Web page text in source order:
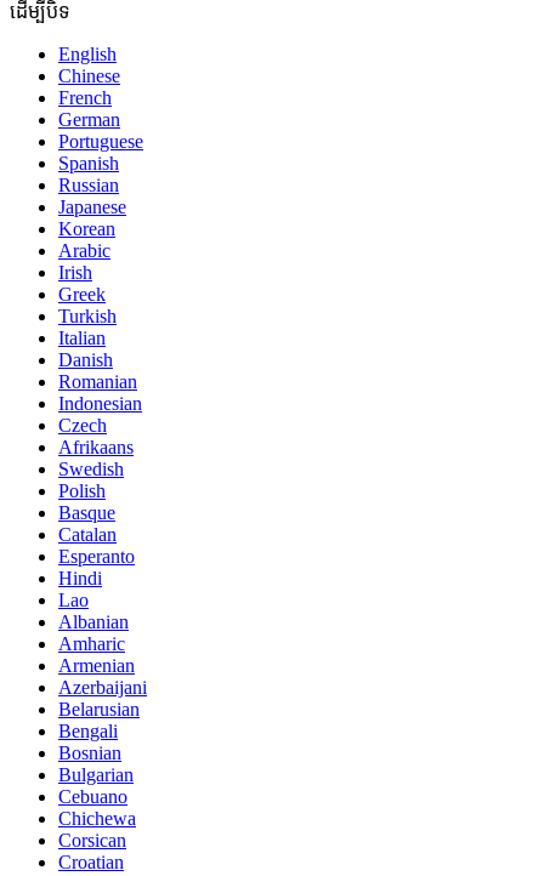
ដើម្បីបិទ
English
Chinese
French
German
Portuguese
Spanish
Russian
Japanese
Korean
Arabic
Irish
Greek
Turkish
Italian
Danish
Romanian
Indonesian
Czech
Afrikaans
Swedish
Polish
Basque
Catalan
Esperanto
Hindi
Lao
Albanian
Amharic
Armenian
Azerbaijani
Belarusian
Bengali
Bosnian
Bulgarian
Cebuano
Chichewa
Corsican
Croatian